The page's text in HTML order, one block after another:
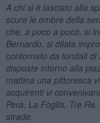
A chi si è lasciato alla
scure le ombre della
che, a poco a poco, si
Bernardo, si dilata
contornato da fondali
disposte intorno alla
mattina una pittoresca
acquirenti vi
Pera, La Foglia, Tre
strade.